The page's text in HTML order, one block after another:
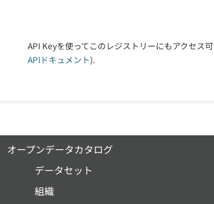
API Keyを使ってこのレジストリーにもアクセス
APIドキュメント).
オープンデータカタログ
データセット
組織